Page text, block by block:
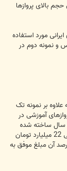
بالای پروازها
مورد استفاده
و نمونه دوم در
هواپیمای جنگنده اف-7 نیز که علاوه بر نمونه تک
آموزشی در
سال ساخته شده
است. برای تأمین این شبیه ساز توسط شرکت های خارجی 22 میلیارد تومان
شده بود که نهاجا با صرف 2 میلیارد یعنی 9 درصد آن مبلغ موفق به